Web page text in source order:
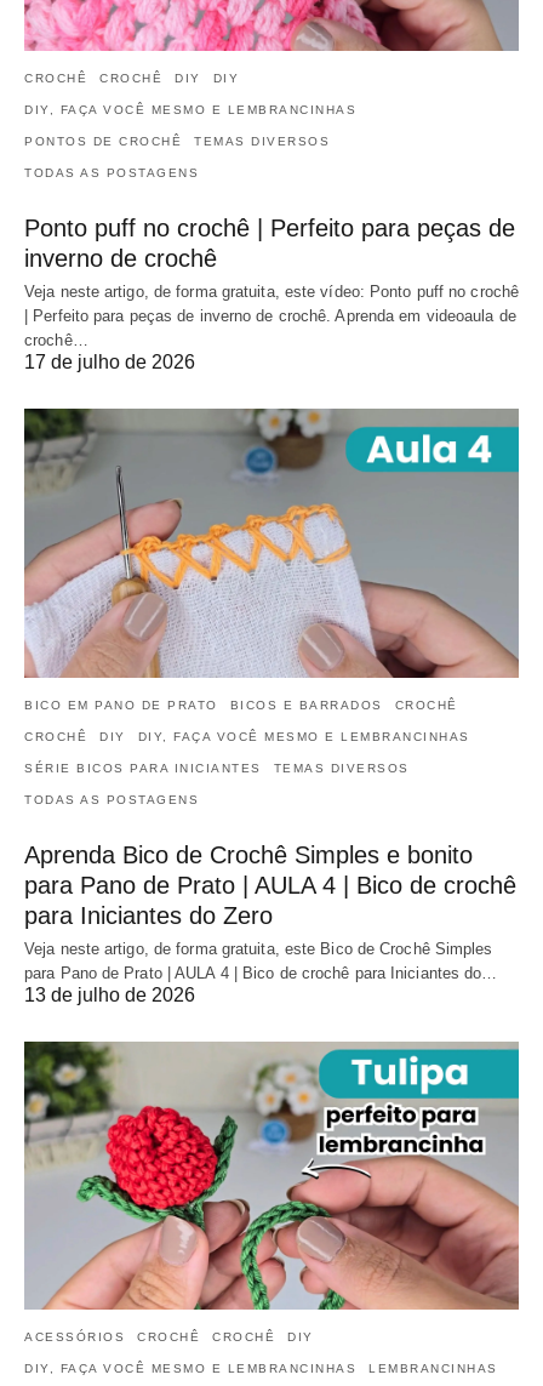
CROCHÊ CROCHÊ DIY DIY
DIY, FAÇA VOCÊ MESMO E LEMBRANCINHAS
PONTOS DE CROCHÊ TEMAS DIVERSOS
TODAS AS POSTAGENS
Ponto puff no crochê | Perfeito para peças de
inverno de crochê
Veja neste artigo, de forma gratuita, este vídeo: Ponto puff no crochê
| Perfeito para peças de inverno de crochê. Aprenda em videoaula de
crochê…
17 de julho de 2026
BICO EM PANO DE PRATO BICOS E BARRADOS CROCHÊ
CROCHÊ DIY DIY, FAÇA VOCÊ MESMO E LEMBRANCINHAS
SÉRIE BICOS PARA INICIANTES TEMAS DIVERSOS
TODAS AS POSTAGENS
Aprenda Bico de Crochê Simples e bonito
para Pano de Prato | AULA 4 | Bico de crochê
para Iniciantes do Zero
Veja neste artigo, de forma gratuita, este Bico de Crochê Simples
para Pano de Prato | AULA 4 | Bico de crochê para Iniciantes do…
13 de julho de 2026
ACESSÓRIOS CROCHÊ CROCHÊ DIY
DIY, FAÇA VOCÊ MESMO E LEMBRANCINHAS LEMBRANCINHAS